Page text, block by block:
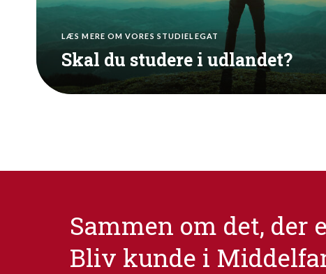
LÆS MERE OM VORES STUDIELEGAT
Skal du studere i udlandet?
Sammen om det, der
Bliv kunde i